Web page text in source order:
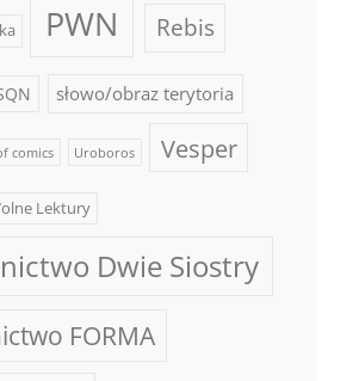
PWN Rebis
słowo/obraz terytoria
comics Uroboros Vesper
Lektury
Dwie Siostry
FORMA